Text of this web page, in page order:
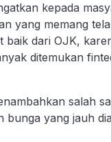
kepada
yang memang
baik dari OJK,
ditemukan
salah
bunga yang jauh